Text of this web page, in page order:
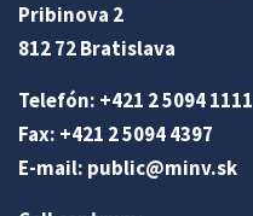
Pribinova 2
812 72 Bratislava
Telefón: +421 2 5094 1111
Fax: +421 2 5094 4397
E-mail: public@minv.sk